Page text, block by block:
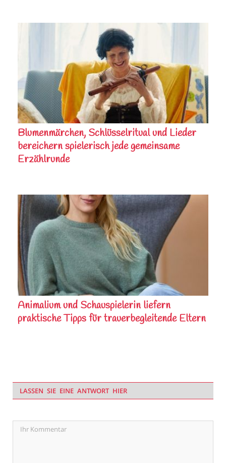
Blumenmärchen, Schlüsselritual und Lieder
bereichern spielerisch jede gemeinsame
Erzählrunde
Animalium und Schauspielerin liefern
praktische Tipps für trauerbegleitende Eltern
LASSEN SIE EINE ANTWORT HIER